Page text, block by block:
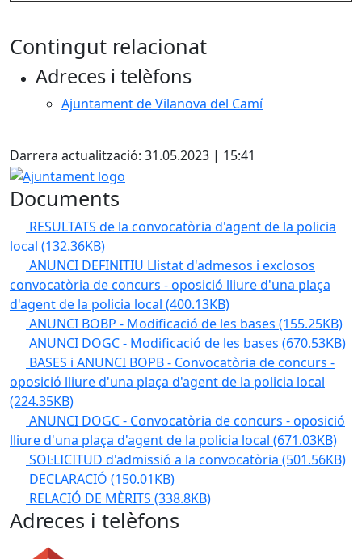
Contingut relacionat
Adreces i telèfons
Ajuntament de Vilanova del Camí
Darrera actualització: 31.05.2023 | 15:41
Ajuntament logo
Documents
RESULTATS de la convocatòria d'agent de la policia
local (132.36KB)
ANUNCI DEFINITIU Llistat d'admesos i exclosos
convocatòria de concurs - oposició lliure d'una plaça
d'agent de la policia local (400.13KB)
ANUNCI BOBP - Modificació de les bases (155.25KB)
ANUNCI DOGC - Modificació de les bases (670.53KB)
BASES i ANUNCI BOPB - Convocatòria de concurs -
oposició lliure d'una plaça d'agent de la policia local
(224.35KB)
ANUNCI DOGC - Convocatòria de concurs - oposició
lliure d'una plaça d'agent de la policia local (671.03KB)
SOL·LICITUD d'admissió a la convocatòria (501.56KB)
DECLARACIÓ (150.01KB)
RELACIÓ DE MÈRITS (338.8KB)
Adreces i telèfons